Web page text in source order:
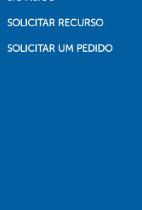
SOLICITAR RECURSO
SOLICITAR UM PEDIDO